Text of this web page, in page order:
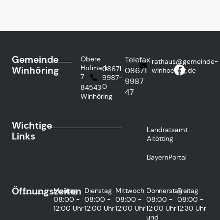
Gemeinde
Winhöring
Obere
Hofmark
7
84543
Winhöring
08671
9987-
0
Telefax
08671
9987
47
rathaus@gemeinde-
winhoering.de
Wichtige
Links
Landratsamt
Altötting
BayernPortal
Öffnungszeiten
Montag
08:00 -
12:00 Uhr
Dienstag
08:00 -
12:00 Uhr
Mittwoch
08:00 -
12:00 Uhr
Donnerstag
08:00 -
12:00 Uhr
und
Freitag
08:00 -
12:30 Uhr